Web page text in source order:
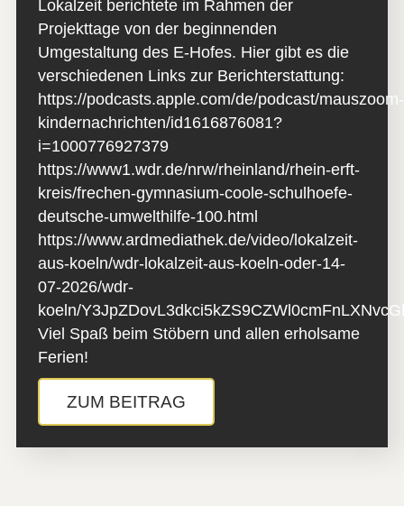
Lokalzeit berichtete im Rahmen der
Projekttage von der beginnenden
Umgestaltung des E-Hofes. Hier gibt es die
verschiedenen Links zur Berichterstattung:
https://podcasts.apple.com/de/podcast/mauszoom-
kindernachrichten/id1616876081?
i=1000776927379
https://www1.wdr.de/nrw/rheinland/rhein-erft-
kreis/frechen-gymnasium-coole-schulhoefe-
deutsche-umwelthilfe-100.html
https://www.ardmediathek.de/video/lokalzeit-
aus-koeln/wdr-lokalzeit-aus-koeln-oder-14-
07-2026/wdr-
koeln/
Viel Spaß beim Stöbern und allen erholsame
Ferien!
ZUM BEITRAG